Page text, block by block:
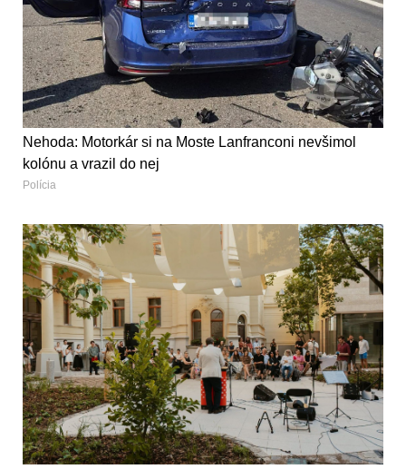
Nehoda: Motorkár si na Moste Lanfranconi nevšimol
kolónu a vrazil do nej
Polícia